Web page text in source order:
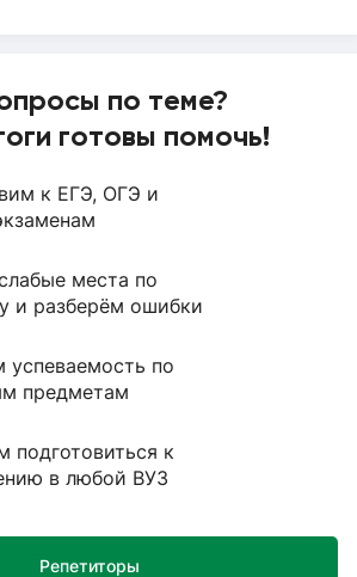
по теме?
готовы помочь!
к ЕГЭ, ОГЭ и
места по
и разберём ошибки
по
предметам
к
в любой ВУЗ
Репетиторы